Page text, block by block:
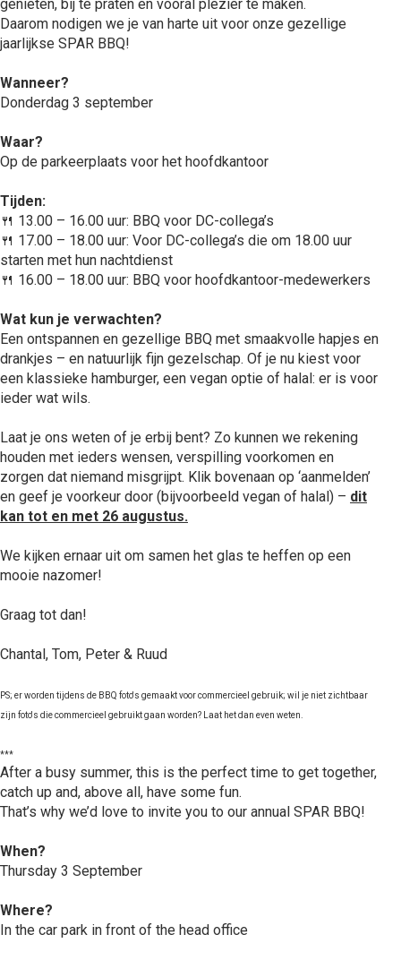
genieten, bij te praten en vooral plezier te maken.
Daarom nodigen we je van harte uit voor onze gezellige
jaarlijkse SPAR BBQ!
Wanneer?
Donderdag 3 september
Waar?
Op de parkeerplaats voor het hoofdkantoor
Tijden:
🍴 13.00 – 16.00 uur: BBQ voor DC-collega’s
🍴 17.00 – 18.00 uur: Voor DC-collega’s die om 18.00 uur
starten met hun nachtdienst
🍴 16.00 – 18.00 uur: BBQ voor hoofdkantoor-medewerkers
Wat kun je verwachten?
Een ontspannen en gezellige BBQ met smaakvolle hapjes en
drankjes – en natuurlijk fijn gezelschap. Of je nu kiest voor
een klassieke hamburger, een vegan optie of halal: er is voor
ieder wat wils.
Laat je ons weten of je erbij bent? Zo kunnen we rekening
houden met ieders wensen, verspilling voorkomen en
zorgen dat niemand misgrijpt. Klik bovenaan op ‘aanmelden’
en geef je voorkeur door (bijvoorbeeld vegan of halal) – dit
kan tot en met 26 augustus.
We kijken ernaar uit om samen het glas te heffen op een
mooie nazomer!
Graag tot dan!
Chantal, Tom, Peter & Ruud
PS; er worden tijdens de BBQ foto's gemaakt voor commercieel gebruik; wil je niet zichtbaar
zijn foto's die commercieel gebruikt gaan worden? Laat het dan even weten.
***
After a busy summer, this is the perfect time to get together,
catch up and, above all, have some fun.
That’s why we’d love to invite you to our annual SPAR BBQ!
When?
Thursday 3 September
Where?
In the car park in front of the head office